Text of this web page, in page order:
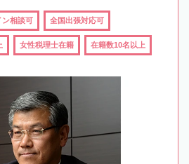
ン相談可 全国出張対応可
女性税理士在籍 在籍数10名以上